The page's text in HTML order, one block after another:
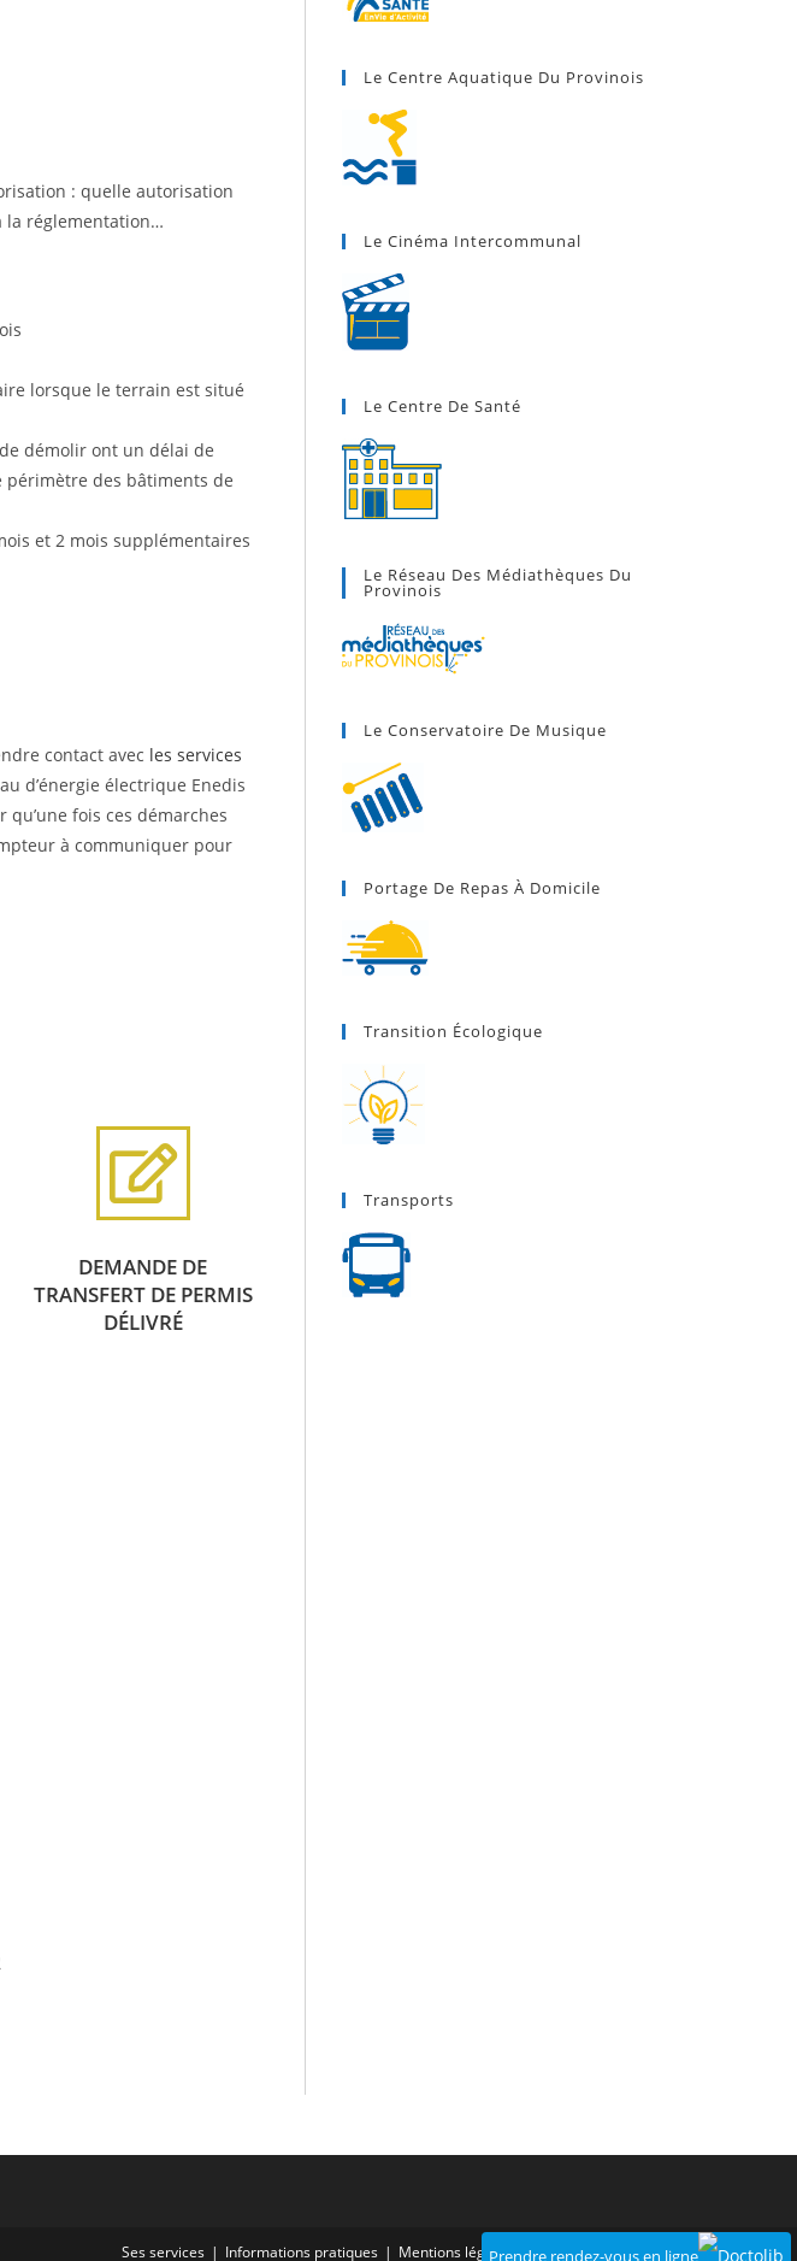
Prendre rendez-vous en ligne
: quelle autorisation
la réglementation…
lorsque le terrain est situé
démolir ont un délai de
des bâtiments de
et 2 mois supplémentaires
contact avec les services
d’énergie électrique Enedis
fois ces démarches
à communiquer pour
DEMANDE DE
TRANSFERT DE PERMIS
DÉLIVRÉ
Le Centre Aquatique Du Provinois
Le Cinéma Intercommunal
Le Centre De Santé
Le Réseau Des Médiathèques Du
Provinois
Le Conservatoire De Musique
Portage De Repas À Domicile
Transition Écologique
Transports
Ses services Informations pratiques Mentions légales Politique de confidentialité